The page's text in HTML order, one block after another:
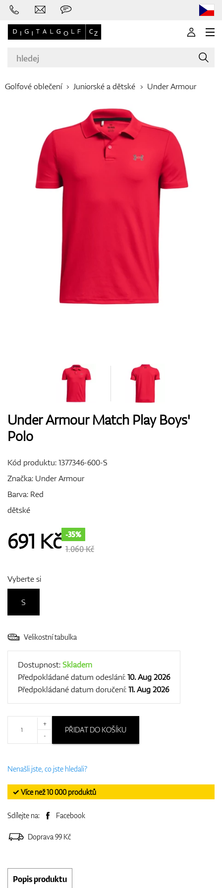
Značky
Golfové hole
GPS/Dálkoměry
Golfové oblečení Juniorské a dětské Under Armour
Under Armour Match Play Boys'
Polo
Kód produktu:1377346-600-S
Značka: Under Armour
Barva: Red
dětské
691 Kč -35%
1.060 Kč
Vyberte si
S
Velikostní tabulka
Dostupnost:Skladem
Předpokládané datum odeslání:10. Aug 2026
Předpokládané datum doručení:11. Aug 2026
+
-
PŘIDAT DO KOŠÍKU
Nenašli jste, co jste hledali?
✓ Více než 10 000 produktů
Sdílejte na: Facebook
Doprava 99 Kč
Popis produktu